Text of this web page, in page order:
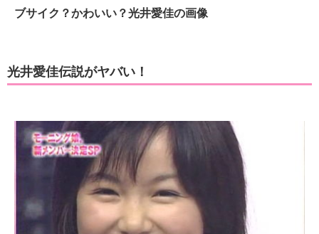
ブサイク？かわいい？光井愛佳の画像
光井愛佳伝説がヤバい！